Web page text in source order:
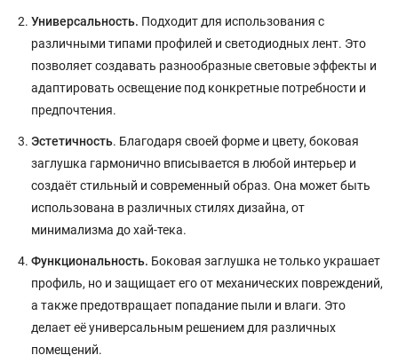
Универсальность. Подходит для использования с
различными типами профилей и светодиодных лент. Это
позволяет создавать разнообразные световые эффекты и
адаптировать освещение под конкретные потребности и
предпочтения.
Эстетичность. Благодаря своей форме и цвету, боковая
заглушка гармонично вписывается в любой интерьер и
создаёт стильный и современный образ. Она может быть
использована в различных стилях дизайна, от
минимализма до хай-тека.
Функциональность. Боковая заглушка не только украшает
профиль, но и защищает его от механических повреждений,
а также предотвращает попадание пыли и влаги. Это
делает её универсальным решением для различных
помещений.